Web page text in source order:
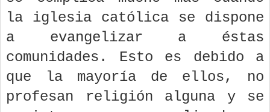
la iglesia católica se dispone
a evangelizar a éstas
comunidades. Esto es debido a
que la mayoría de ellos, no
profesan religión alguna y se